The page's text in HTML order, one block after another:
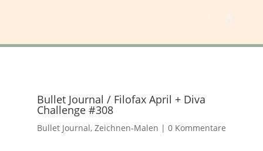
Bullet Journal / Filofax April + Diva
Challenge #308
Bullet Journal, Zeichnen-Malen | 0 Kommentare